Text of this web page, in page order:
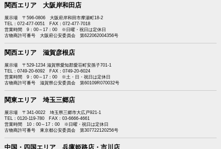
関西エリア 大阪岸和田店
展示場 〒596-0806 大阪府岸和田市摩湯町18-2
TEL：072-477-0051 FAX：072-477-7018
営業時間 9：00～17：00 ※日曜・祝日は定休日
古物商許可番号 大阪府公安委員会 第622062004356号
関西エリア 滋賀彦根店
展示場 〒529-1234 滋賀県愛知郡愛荘町安孫子701-1
TEL：0749-20-6092 FAX：0749-20-6024
営業時間 9：00～17：00 ※土・日・祝日は定休日
古物商許可番号 滋賀県公安委員会 第60109R070032号
関東エリア 埼玉三郷店
展示場 〒341-0022 埼玉県三郷市大広戸921-1
TEL：0120-119-780 FAX：03-6666-4661
営業時間 10：00～17：00 ※日曜・祝日は定休日
古物商許可番号 東京都公安委員会 第307722120256号
中国・四国エリア 兵庫姫路店・市川店